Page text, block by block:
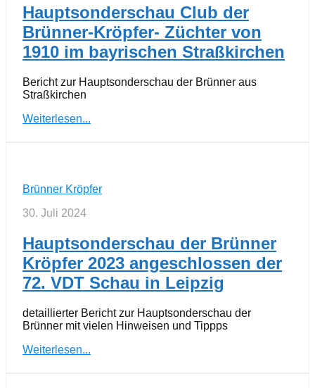
Hauptsonderschau Club der
Brünner-Kröpfer- Züchter von
1910 im bayrischen Straßkirchen
Bericht zur Hauptsonderschau der Brünner aus
Straßkirchen
Weiterlesen...
Brünner Kröpfer
30. Juli 2024
Hauptsonderschau der Brünner
Kröpfer 2023 angeschlossen der
72. VDT Schau in Leipzig
detaillierter Bericht zur Hauptsonderschau der
Brünner mit vielen Hinweisen und Tippps
Weiterlesen...